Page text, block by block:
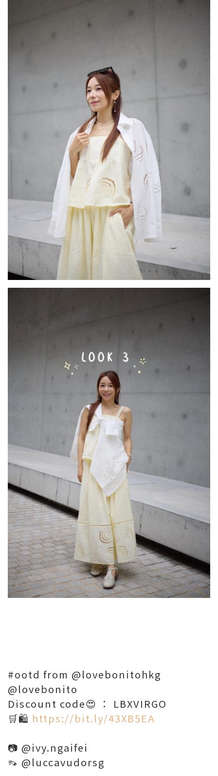
#ootd from @lovebonitohkg
@lovebonito
Discount code😍 ： LBXVIRGO
🛒🛍️ https://bit.ly/43XB5EA
📷 @ivy.ngaifei
👡 @luccavudorsg